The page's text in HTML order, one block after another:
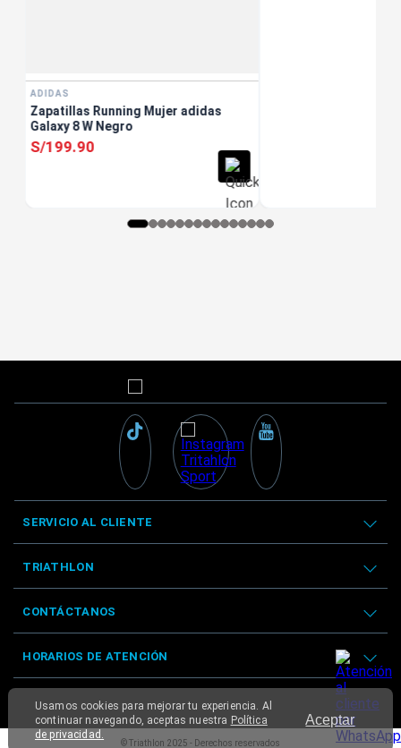
Aceptar
Usamos cookies para mejorar tu experiencia. Al
continuar navegando, aceptas nuestra Política
de privacidad.
ADIDAS
Zapatillas Running Mujer adidas
Galaxy 8 W Negro
S/199.90
SERVICIO AL CLIENTE
TRIATHLON
CONTÁCTANOS
HORARIOS DE ATENCIÓN
© Triathlon 2025 - Derechos reservados